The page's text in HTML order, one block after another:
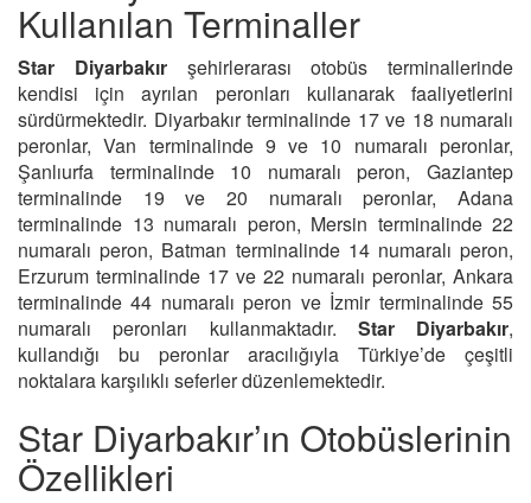
Kullanılan Terminaller
Star Diyarbakırşehirlerarası otobüs terminallerinde
kendisi için ayrılan peronları kullanarak faaliyetlerini
sürdürmektedir. Diyarbakır terminalinde 17 ve 18 numaralı
peronlar, Van terminalinde 9 ve 10 numaralı peronlar,
Şanlıurfa terminalinde 10 numaralı peron, Gaziantep
terminalinde 19 ve 20 numaralı peronlar, Adana
terminalinde 13 numaralı peron, Mersin terminalinde 22
numaralı peron, Batman terminalinde 14 numaralı peron,
Erzurum terminalinde 17 ve 22 numaralı peronlar, Ankara
terminalinde 44 numaralı peron ve İzmir terminalinde 55
numaralı peronları kullanmaktadır. Star Diyarbakır,
kullandığı bu peronlar aracılığıyla Türkiye’de çeşitli
noktalara karşılıklı seferler düzenlemektedir.
Star Diyarbakır’ın Otobüslerinin
Özellikleri